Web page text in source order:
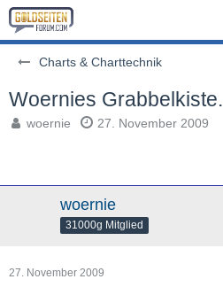
Charts & Charttechnik
Woernies Grabbelkiste.
woernie 27. November 2009
woernie
31000g Mitglied
27. November 2009